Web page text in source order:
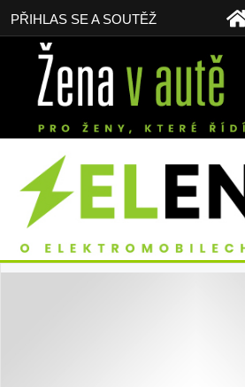
PŘIHLAS SE A SOUTĚŽ